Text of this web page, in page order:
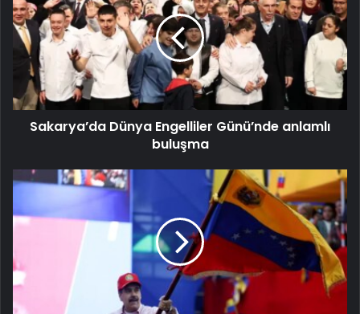
Sakarya’da Dünya Engelliler Günü’nde anlamlı
buluşma